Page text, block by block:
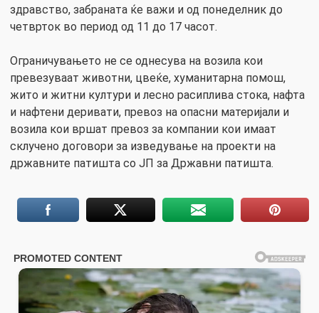
здравство, забраната ќе важи и од понеделник до
четврток во период од 11 до 17 часот.
Ограничувањето не се однесува на возила кои
превезуваат животни, цвеќе, хуманитарна помош,
жито и житни култури и лесно расиплива стока, нафта
и нафтени деривати, превоз на опасни материјали и
возила кои вршат превоз за компании кои имаат
склучено договори за изведување на проекти на
државните патишта со ЈП за Државни патишта.